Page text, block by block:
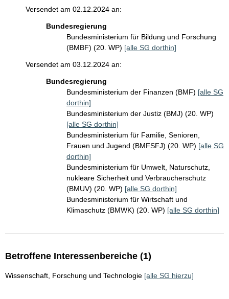
Versendet am 02.12.2024 an:
Bundesregierung
Bundesministerium für Bildung und Forschung
(BMBF) (20. WP) [alle SG dorthin]
Versendet am 03.12.2024 an:
Bundesregierung
Bundesministerium der Finanzen (BMF) [alle SG
dorthin]
Bundesministerium der Justiz (BMJ) (20. WP)
[alle SG dorthin]
Bundesministerium für Familie, Senioren,
Frauen und Jugend (BMFSFJ) (20. WP) [alle SG
dorthin]
Bundesministerium für Umwelt, Naturschutz,
nukleare Sicherheit und Verbraucherschutz
(BMUV) (20. WP) [alle SG dorthin]
Bundesministerium für Wirtschaft und
Klimaschutz (BMWK) (20. WP) [alle SG dorthin]
Betroffene Interessenbereiche (1)
Wissenschaft, Forschung und Technologie [alle SG hierzu]